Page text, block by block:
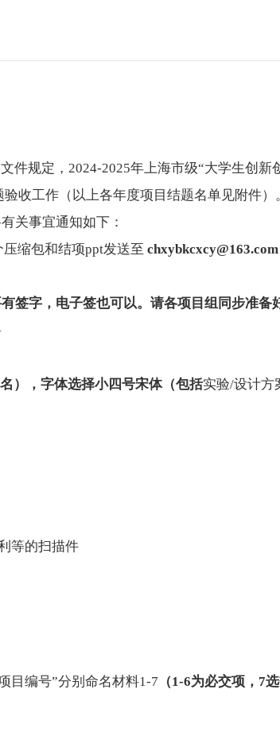
件规定， 2024-2025年上海市级“大学生创新
收工作（以上各年度项目结题名单见附件）
关事宜通知如下：
缩包和结项ppt发送至 chxybkcxcy@163.com
签字，电子签也可以。请各项目组同步准备
），字体选择小四号宋体（包括实验/设计方
等的扫描件
目编号”分别命名材料1-7 （1-6为必交项， 7